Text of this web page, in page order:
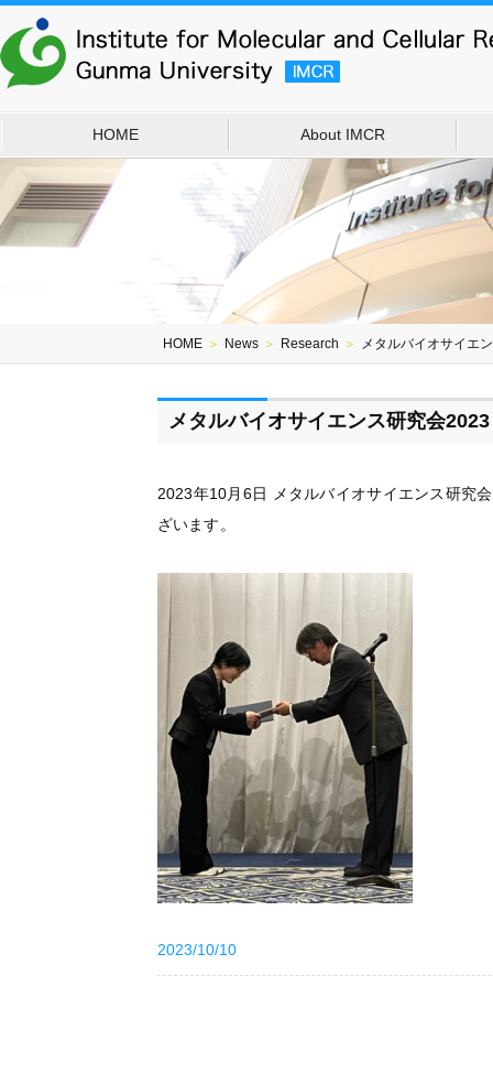
HOME About IMCR
HOME ＞ News ＞ Research ＞ メタルバイオサイエ
メタルバイオサイエンス研究会
2023年10月6日 メタルバイオサイエンス研究
ざいます。
2023/10/10